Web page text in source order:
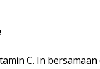
C. In